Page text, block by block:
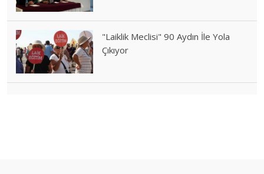
"Laiklik Meclisi" 90 Aydın İle Yola
Çıkıyor